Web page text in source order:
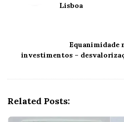
Lisboa
Equanimidade
investimentos –
Related Posts: